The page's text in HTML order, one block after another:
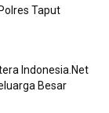
Taput
Indonesia.Net
Besar